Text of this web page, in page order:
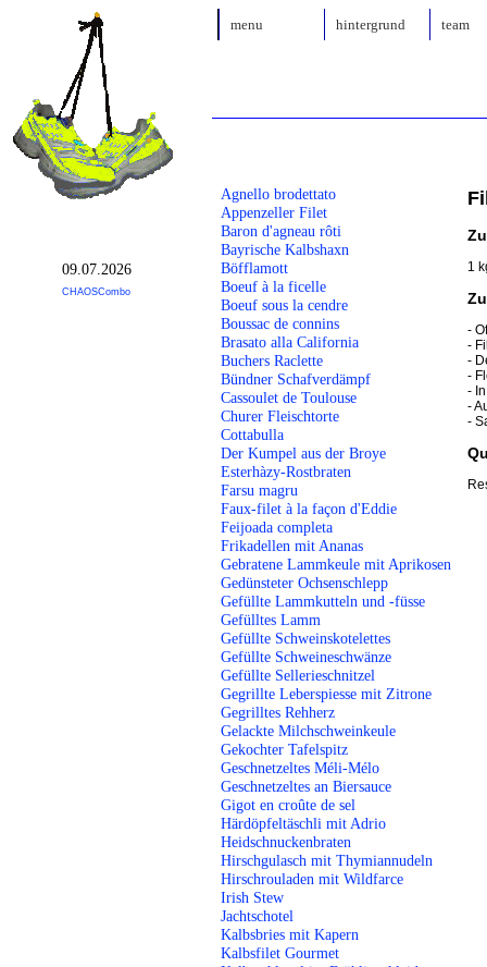
1
-
-
-
-
-
-
-
Agnello brodettato
Appenzeller Filet
Baron d'agneau rôti
Bayrische Kalbshaxn
Böfflamott
Boeuf à la ficelle
Boeuf sous la cendre
Boussac de connins
Brasato alla California
Buchers Raclette
Bündner Schafverdämpf
Cassoulet de Toulouse
Churer Fleischtorte
Cottabulla
Der Kumpel aus der Broye
Esterhàzy-Rostbraten
Farsu magru
Faux-filet à la façon d'Eddie
Feijoada completa
Frikadellen mit Ananas
Gebratene Lammkeule mit Aprikosen
Gedünsteter Ochsenschlepp
Gefüllte Lammkutteln und -füsse
Gefülltes Lamm
Gefüllte Schweinskotelettes
Gefüllte Schweineschwänze
Gefüllte Sellerieschnitzel
Gegrillte Leberspiesse mit Zitrone
Gegrilltes Rehherz
Gelackte Milchschweinkeule
Gekochter Tafelspitz
Geschnetzeltes Méli-Mélo
Geschnetzeltes an Biersauce
Gigot en croûte de sel
Härdöpfeltäschli mit Adrio
Heidschnuckenbraten
Hirschgulasch mit Thymiannudeln
Hirschrouladen mit Wildfarce
Irish Stew
Jachtschotel
Kalbsbries mit Kapern
Kalbsfilet Gourmet
09.07.2026
CHAOSCombo
menu hintergrund team